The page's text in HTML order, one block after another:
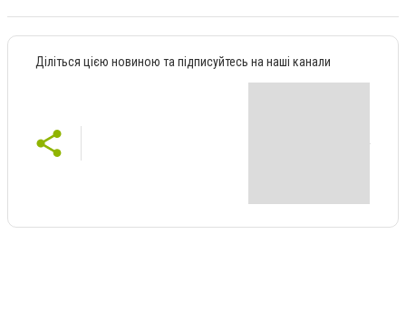
Діліться цією новиною та підписуйтесь на наші канали